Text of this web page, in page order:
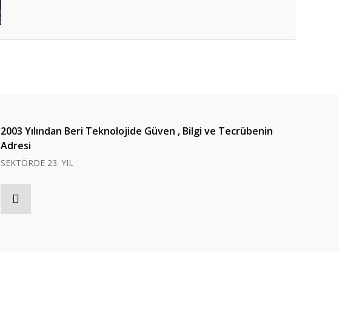
2003 Yılından Beri Teknolojide Güven , Bilgi ve Tecrübenin
Adresi
SEKTÖRDE 23. YIL